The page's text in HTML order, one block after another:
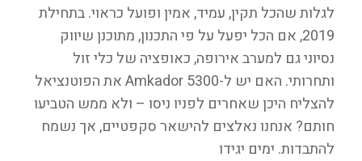
לגלות שהכל תקין, עמיד, אמין ופועל כראוי. בתחילת
2019, אם הכל יפעל על פי התכנון, מתוכנן שיווק
נסיוני גם למערב אירופה, כאופציה של כלי זול
ותחרותי. האם יש ל-Amkador 5300 את הפוטנציאל
להצליח היכן שאחרים לפניו ניסו – ולא ממש הטביעו
חותם? אנחנו נאלצים להישאר סקפטיים, אך נשמח
להתבדות. ימים יגידו